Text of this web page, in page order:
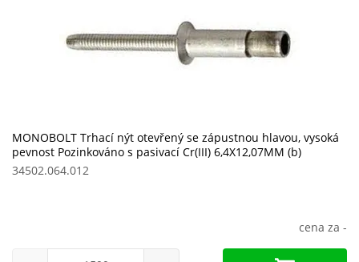
MONOBOLT Trhací nýt otevřený se zápustnou hlavou, vysoká
pevnost Pozinkováno s pasivací Cr(III) 6,4X12,07MM (b)
34502.064.012
cena za -